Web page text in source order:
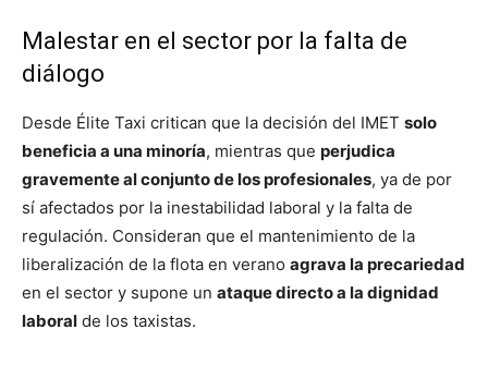
Malestar en el sector por la falta de
diálogo
Desde Élite Taxi critican que la decisión del IMET solo
beneficia a una minoría, mientras que perjudica
gravemente al conjunto de los profesionales, ya de por
sí afectados por la inestabilidad laboral y la falta de
regulación. Consideran que el mantenimiento de la
liberalización de la flota en verano agrava la precariedad
en el sector y supone un ataque directo a la dignidad
laboral de los taxistas.